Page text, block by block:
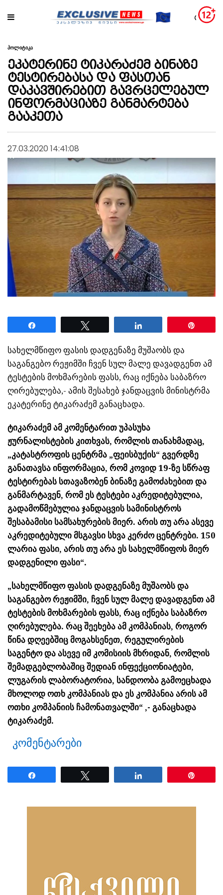
პოლიტიკა
ეკატერინე ტიკარაძემ ბინაზე
ტესტირებასა და ფასთან
დაკავშირებით გავრცელებულ
ინფორმაციაზე განმარტება
გააკეთა
27.03.2020 14:41:08
სახელმწიფო ფასის დადგენაზე მუშაობს და
საგანგებო რეჟიმში ჩვენ სულ მალე დავადგენთ ამ
ტესტების მოხმარების ფასს, რაც იქნება საბაზრო
ღირებულება,- ამის შესახებ ჯანდაცვის მინისტრმა
ეკატერინე ტიკარაძემ განაცხადა.
ტიკარაძემ ამ კომენტარით უპასუხა
ჟურნალისტების კითხვას, რომლის თანახმადაც,
„კატასტროფის ცენტრმა „ფეისბუქის“ გვერდზე
განათავსა ინფორმაცია, რომ კოვიდ 19-ზე სწრაფ
ტესტირებას სთავაზობენ ბინაზე გამოძახებით და
განმარტავენ, რომ ეს ტესტები აკრედიტებულია,
გადამოწმებულია ჯანდაცვის სამინისტროს
შესაბამისი სამსახურების მიერ. არის თუ არა ასევე
აკრედიტებული მსგავსი სხვა კერძო ცენტრები. 150
ლარია ფასი, არის თუ არა ეს სახელმწიფოს მიერ
დადგენილი ფასი“.
„სახელმწიფო ფასის დადგენაზე მუშაობს და
საგანგებო რეჟიმში, ჩვენ სულ მალე დავადგენთ ამ
ტესტების მოხმარების ფასს, რაც იქნება საბაზრო
ღირებულება. რაც შეეხება ამ კომპანიას, როგორ
წინა დღეებშიც მოგახსენეთ, რეგულირების
საგენტო და ასევე იმ კომისიის მხრიდან, რომლის
შემადგებლობაშიც შედიან ინფექციონიატები,
ლუგარის ლაბორატორია, სანდოობა გამოეცხადა
მხოლოდ ოთხ კომპანიას და ეს კომპანია არის ამ
ოთხი კომპანიის ჩამონათვალში“ ,- განაცხადა
ტიკარაძემ.
კომენტარები